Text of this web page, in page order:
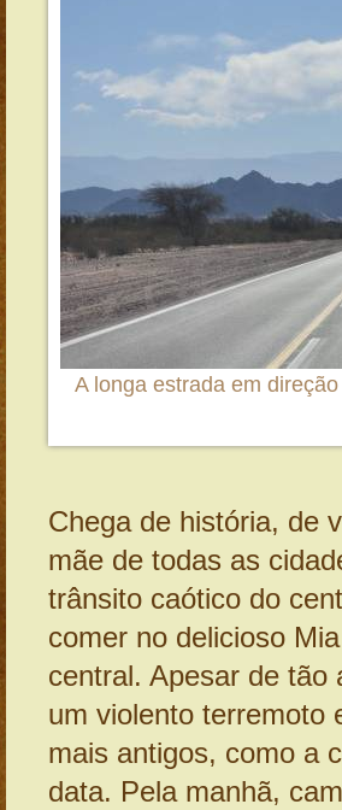
A longa estrada em
Chega de história, de
mãe de todas as
trânsito caótico do
comer no delicioso
central. Apesar de tão
um violento terremoto
mais antigos, como a
data. Pela manhã,